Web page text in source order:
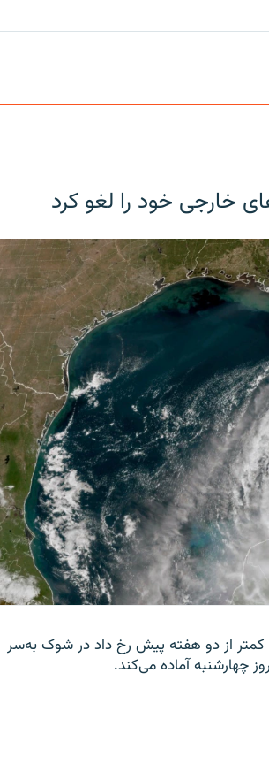
خارجی خود را لغو کرد
کمتر از دو هفته پیش رخ داد در شوک به‌سر
چهارشنبه آماده می‌کند.